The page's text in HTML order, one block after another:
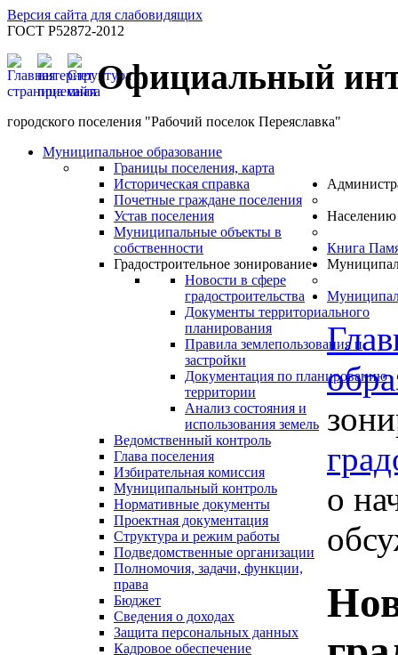
Версия сайта для слабовидящих
ГОСТ Р52872-2012
Официальный
городского поселения "Рабочий поселок Переяславка"
Муниципальное образование
Границы поселения, карта
Историческая справка
Почетные граждане поселения
Устав поселения
Муниципальные объекты в
собственности
Градостроительное зонирование
Новости в сфере
градостроительства
Документы территориального
планирования
Правила землепользования и
застройки
Документация по планированию
территории
Анализ состояния и
использования земель
Ведомственный контроль
Глава поселения
Избирательная комиссия
Муниципальный контроль
Нормативные документы
Проектная документация
Структура и режим работы
Подведомственные организации
Полномочия, задачи, функции,
права
Бюджет
Сведения о доходах
Защита персональных данных
Кадровое обеспечение
Населению
Книга
о